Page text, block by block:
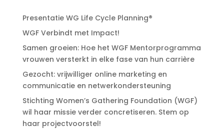
Presentatie WG Life Cycle Planning®
WGF Verbindt met Impact!
Samen groeien: Hoe het WGF Mentorprogramma
vrouwen versterkt in elke fase van hun carrière
Gezocht: vrijwilliger online marketing en
communicatie en netwerkondersteuning
Stichting Women’s Gathering Foundation (WGF)
wil haar missie verder concretiseren. Stem op
haar projectvoorstel!